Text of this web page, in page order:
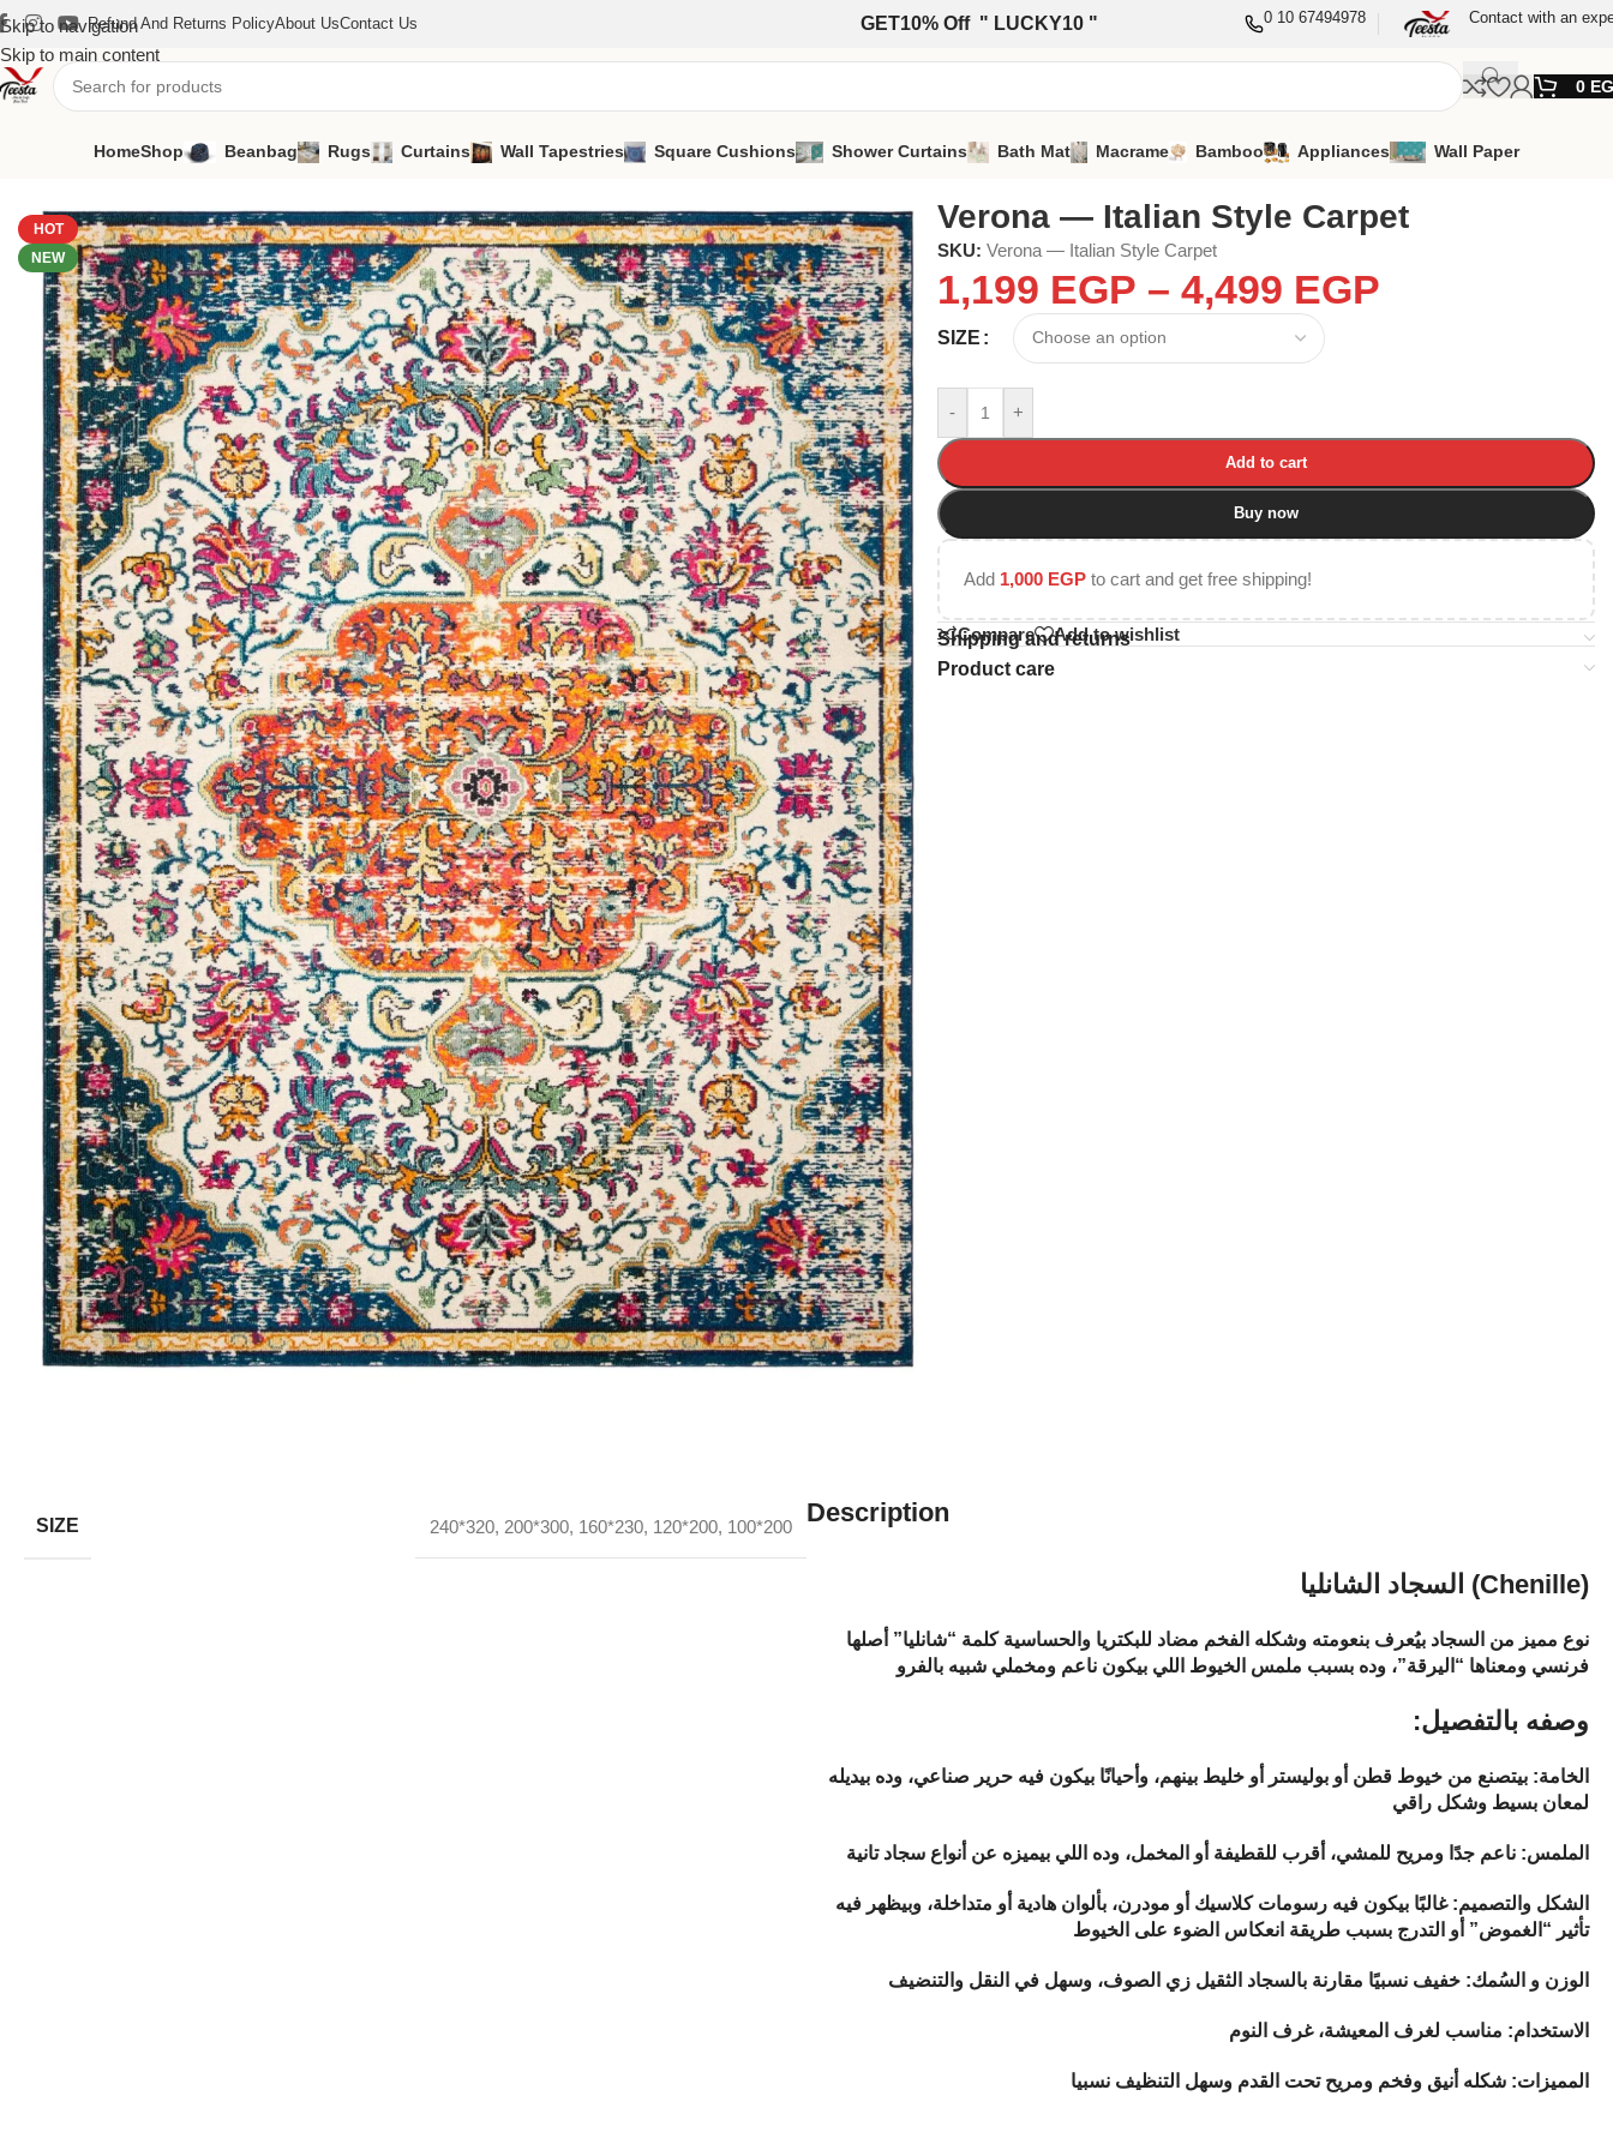
Skip to navigation
Skip to main content
Refund And Returns PolicyAbout UsContact Us GET10% Off " LUCKY10 " 0 10 67494978 Contact with an
0
HomeShop Beanbag Rugs Curtains Wall Tapestries Square Cushions Shower Curtains Bath Mat Macrame Bamboo Appliances Wall Paper
Classic Chenille Verona — Italian Style Carpet
HOT
NEW
Verona — Italian Style Carpet
SKU:Verona — Italian Style Carpet
1,199 EGP – 4,499 EGP
SIZE
- +
Add to cart
Buy now
Add 1,000 EGP to cart and get free shipping!
Compare Add to wishlist
Shipping and returns
Product care
SIZE 240*320, 200*300, 160*230, 120*200, 100*200 Description
السجاد الشانليا (Chenille)
نوع مميز من السجاد بيُعرف بنعومته وشكله الفخم مضاد للبكتريا والحساسية كلمة “شانليا” أصلها
فرنسي ومعناها “اليرقة”، وده بسبب ملمس الخيوط اللي بيكون ناعم ومخملي شبيه بالفرو
:وصفه بالتفصيل
لمعان بسيط وشكل راقي
الملمس: ناعم جدًا ومريح للمشي، أقرب للقطيفة أو المخمل، وده اللي بيميزه عن أنواع سجاد تانية
تأثير “الغموض” أو التدرج بسبب طريقة انعكاس الضوء على الخيوط
الوزن و السُمك: خفيف نسبيًا مقارنة بالسجاد الثقيل زي الصوف، وسهل في النقل والتنضيف
الاستخدام: مناسب لغرف المعيشة، غرف النوم
المميزات: شكله أنيق وفخم ومريح تحت القدم وسهل التنظيف نسبيا